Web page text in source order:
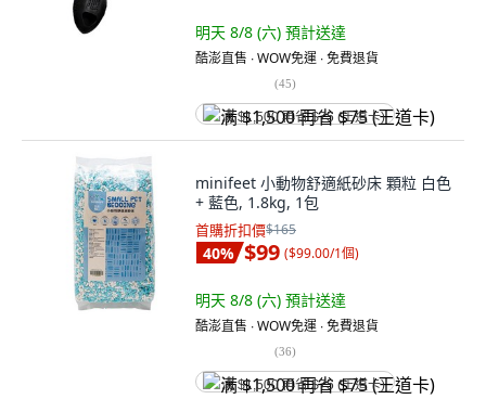
明天 8/8 (六) 預計送達
酷澎直售 ∙ WOW免運 ∙ 免費退貨
(45)
满 $1,500 再省 $75 (王道卡)
minifeet 小動物舒適紙砂床 顆粒 白色
+ 藍色, 1.8kg, 1包
首購折扣價$165
40% $99 ($99.00/1個)
明天 8/8 (六) 預計送達
酷澎直售 ∙ WOW免運 ∙ 免費退貨
(36)
满 $1,500 再省 $75 (王道卡)